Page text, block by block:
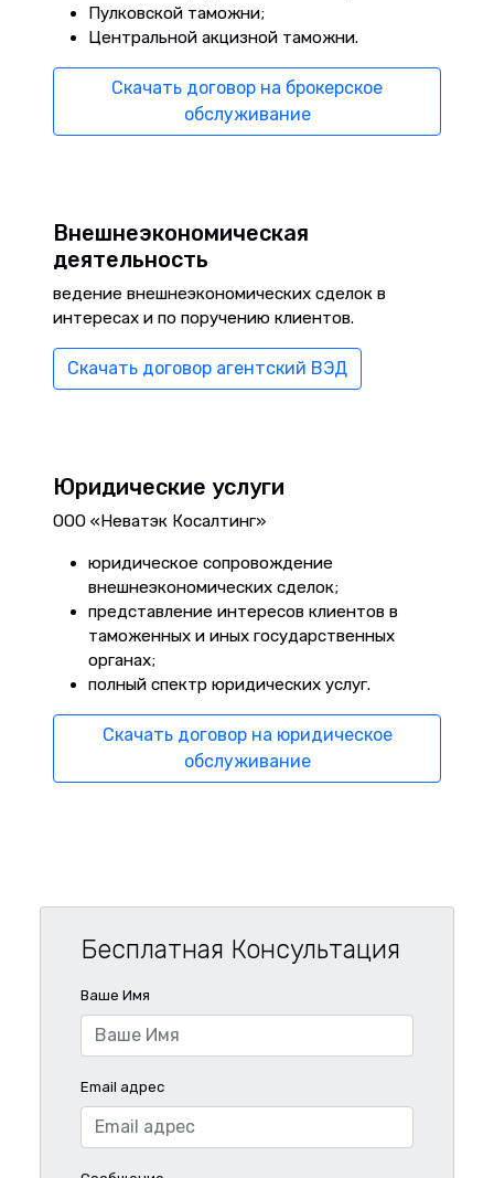
Пулковской таможни;
Центральной акцизной таможни.
Скачать договор на брокерское
обслуживание
Внешнеэкономическая
деятельность
ведение внешнеэкономических сделок в
интересах и по поручению клиентов.
Скачать договор агентский ВЭД
Юридические услуги
ООО «Неватэк Косалтинг»
юридическое сопровождение
внешнеэкономических сделок;
представление интересов клиентов в
таможенных и иных государственных
органах;
полный спектр юридических услуг.
Скачать договор на юридическое
обслуживание
Бесплатная Консультация
Ваше Имя
Email адрес